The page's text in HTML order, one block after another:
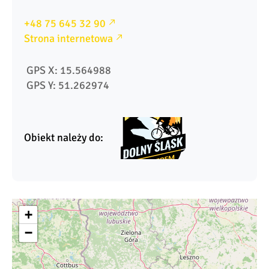
+48 75 645 32 90
Strona internetowa
GPS X: 15.564988
GPS Y: 51.262974
Obiekt należy do:
+
−